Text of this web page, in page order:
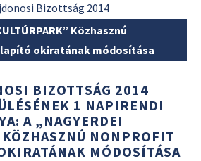
Bizottság 2014
Közhasznú
okiratának módosítása
BIZOTTSÁG 2014
1 NAPIRENDI
A „NAGYERDEI
NONPROFIT
MÓDOSÍTÁSA